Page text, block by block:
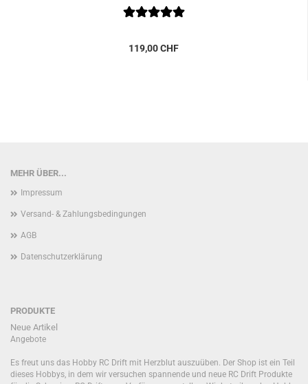
119,00 CHF
MEHR ÜBER...
Impressum
Versand- & Zahlungsbedingungen
AGB
Datenschutzerklärung
PRODUKTE
Neue Artikel
Angebote
Es freut uns das Hobby RC Drift mit Herzblut auszuüben. Der Shop ist ein Teil
dieses Hobbys, in dem wir versuchen spannende und neue RC Drift Produkte